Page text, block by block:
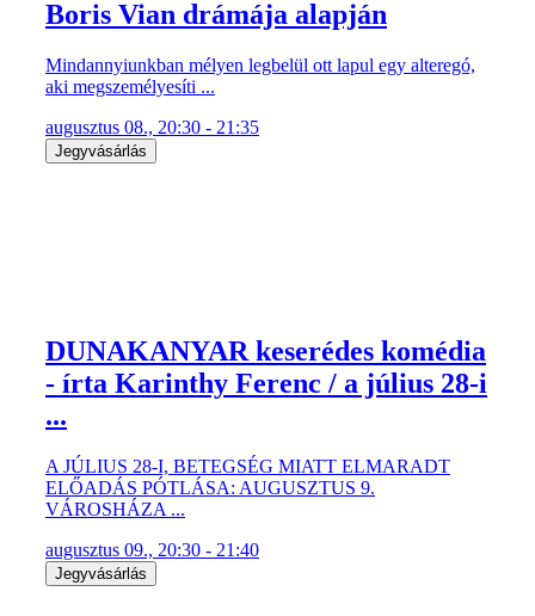
Boris Vian drámája alapján
Mindannyiunkban mélyen legbelül ott lapul egy alteregó,
aki megszemélyesíti ...
augusztus 08., 20:30 - 21:35
Jegyvásárlás
DUNAKANYAR keserédes komédia
- írta Karinthy Ferenc / a július 28-i
...
A JÚLIUS 28-I, BETEGSÉG MIATT ELMARADT
ELŐADÁS PÓTLÁSA: AUGUSZTUS 9.
VÁROSHÁZA ...
augusztus 09., 20:30 - 21:40
Jegyvásárlás